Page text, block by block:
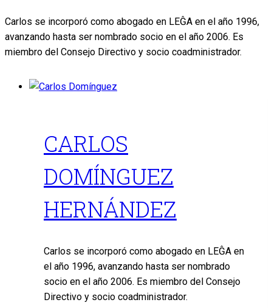
Carlos se incorporó como abogado en LEĜA en el año 1996,
avanzando hasta ser nombrado socio en el año 2006. Es
miembro del Consejo Directivo y socio coadministrador.
CARLOS
DOMÍNGUEZ
HERNÁNDEZ
Carlos se incorporó como abogado en LEĜA en
el año 1996, avanzando hasta ser nombrado
socio en el año 2006. Es miembro del Consejo
Directivo y socio coadministrador.